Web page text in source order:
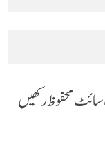
سائٹ محفوظ رکھیں